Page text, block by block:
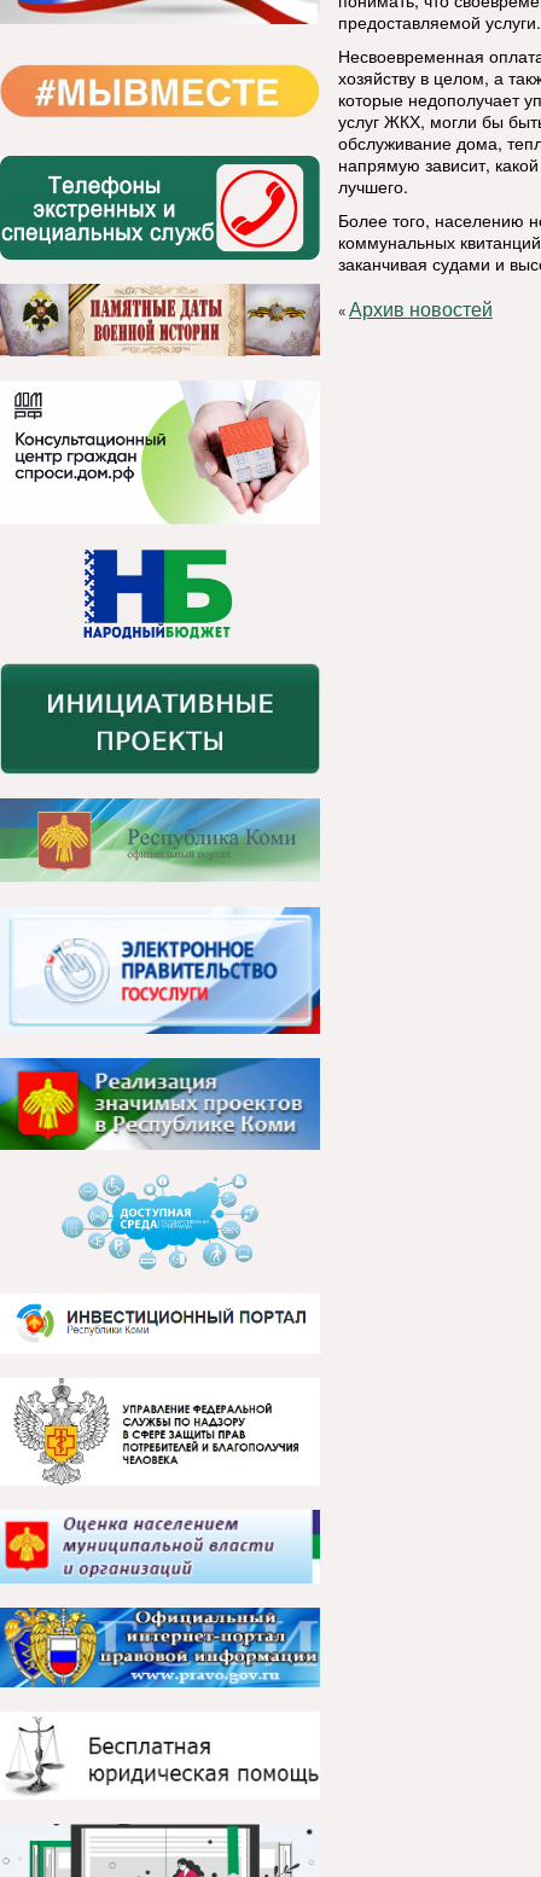
предоставляемой
Несвоевременная
хозяйству в целом, а
которые недополучает
услуг ЖКХ, могли бы
обслуживание дома,
напрямую зависит,
лучшего.
Более того, населению
коммунальных
заканчивая судами и
«Архив новостей